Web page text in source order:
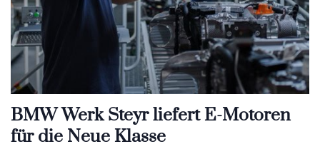
BMW Werk Steyr liefert E-Motoren
für die Neue Klasse